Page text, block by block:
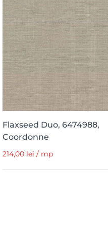
Flaxseed Duo, 6474988,
Coordonne
214,00 lei / mp